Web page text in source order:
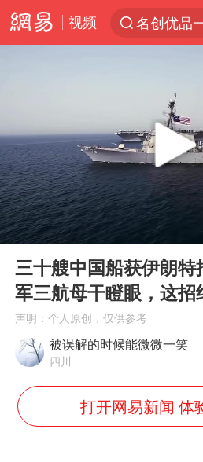
视频
名创优品
四川宜宾
香港宏福
周末打虎
白海豚将
浙江台州
多个明星
男孩参加
牛群和施
Play
00:00
三十艘中国船获伊朗
军三航母干瞪眼，这招
声明：个人原创，仅供参考
被误解的时候能微微一笑
四川
打开网易新闻 体